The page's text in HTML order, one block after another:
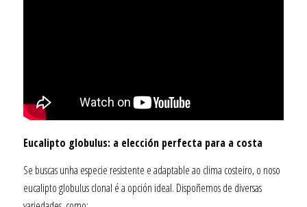
Eucalipto globulus: a elección perfecta para a costa
Se buscas unha especie resistente e adaptable ao clima costeiro, o noso
eucalipto globulus clonal é a opción ideal. Dispoñemos de diversas